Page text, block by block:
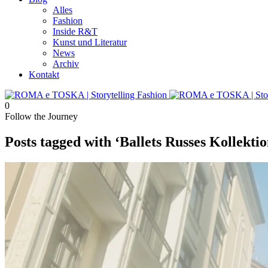
Alles
Fashion
Inside R&T
Kunst und Literatur
News
Archiv
Kontakt
0
Follow the Journey
Posts tagged with ‘Ballets Russes